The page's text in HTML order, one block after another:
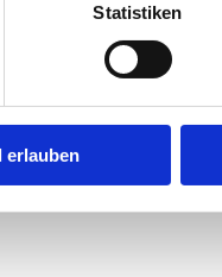
Statistiken
erlauben